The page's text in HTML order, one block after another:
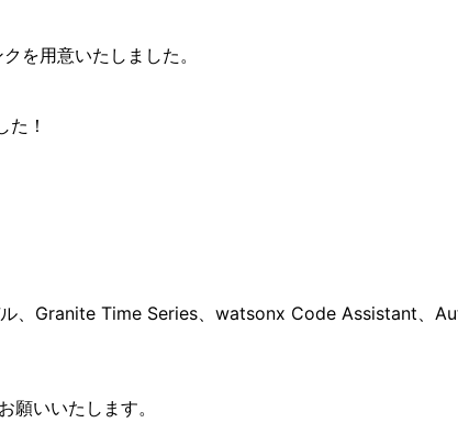
を用意いたしました。
！
、Granite Time Series、watsonx Code Assistant、
いいたします。